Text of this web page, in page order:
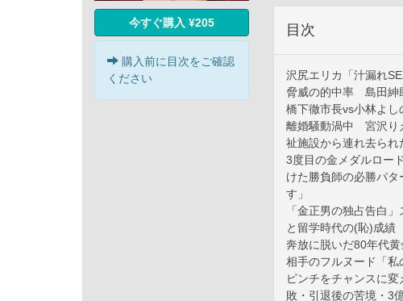
今すぐ購入 ¥205
購入前に目次をご確認
ください
目次
沢尻エリカ「汁漏れ
脅威の的中率 島田紳
橋下徹市長vs小林よ
離婚騒動渦中 宮沢り
祉施設から連れ去られ
3度目の金メダルロ
けた勝負師の必勝パ
す」
「金正男の独占告白
と留学時代の(恥)成績
奔放に脱いだ80年代
相手のフルヌード「私
ピンチをチャンスに
敗・引退後の苦境・3